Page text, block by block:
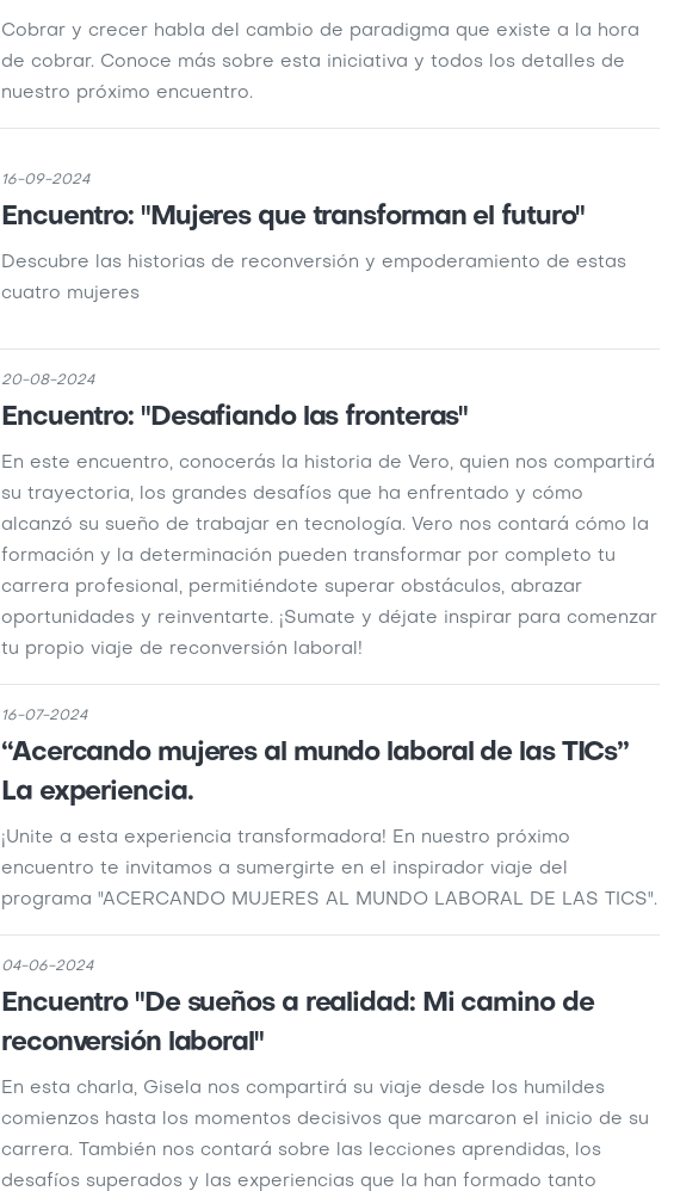
Cobrar y crecer habla del cambio de paradigma que existe a la hora
de cobrar. Conoce más sobre esta iniciativa y todos los detalles de
nuestro próximo encuentro.
16-09-2024
Encuentro: "Mujeres que transforman el futuro"
Descubre las historias de reconversión y empoderamiento de estas
cuatro mujeres
20-08-2024
Encuentro: "Desafiando las fronteras"
En este encuentro, conocerás la historia de Vero, quien nos compartirá
su trayectoria, los grandes desafíos que ha enfrentado y cómo
alcanzó su sueño de trabajar en tecnología. Vero nos contará cómo la
formación y la determinación pueden transformar por completo tu
carrera profesional, permitiéndote superar obstáculos, abrazar
oportunidades y reinventarte. ¡Sumate y déjate inspirar para comenzar
tu propio viaje de reconversión laboral!
16-07-2024
“Acercando mujeres al mundo laboral de las TICs”
La experiencia.
¡Unite a esta experiencia transformadora! En nuestro próximo
encuentro te invitamos a sumergirte en el inspirador viaje del
programa "ACERCANDO MUJERES AL MUNDO LABORAL DE LAS TICS".
04-06-2024
Encuentro "De sueños a realidad: Mi camino de
reconversión laboral"
En esta charla, Gisela nos compartirá su viaje desde los humildes
comienzos hasta los momentos decisivos que marcaron el inicio de su
carrera. También nos contará sobre las lecciones aprendidas, los
desafíos superados y las experiencias que la han formado tanto